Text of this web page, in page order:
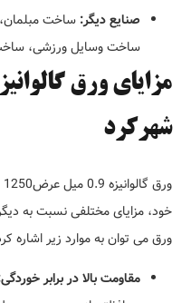
صنایع دیگر: ساخت
ساخت وسایل ورزشی، ساخت
شهرکرد
خود، مزایای مختلفی نسبت به
ورق می توان به موارد زیر اشاره
مقاومت بالا در برابر